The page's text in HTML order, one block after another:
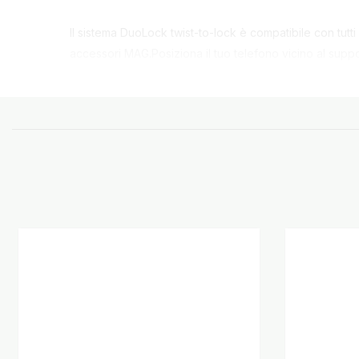
Il sistema DuoLock twist-to-lock è compatibile con
accessori MAG.Posiziona il tuo telefono vicino al
di sicurezza incluso. Perfetta compatibilità con tutti i